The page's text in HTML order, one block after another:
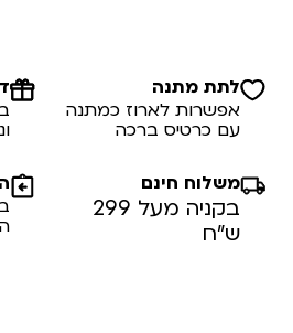
לתת מתנה
אפשרות לארוז כמתנה
עם כרטיס ברכה
משלוח חינם
בקניה מעל 299
ש”ח